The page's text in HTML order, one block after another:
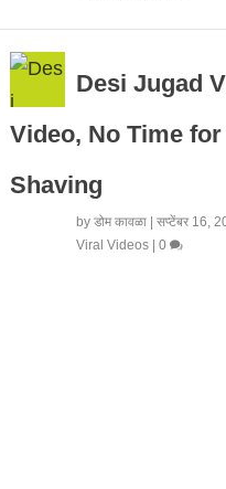
Desi Jugad
Video, No Time for
Shaving
by डोम कावळा| सप्टेंबर 16,
Viral Videos| 0